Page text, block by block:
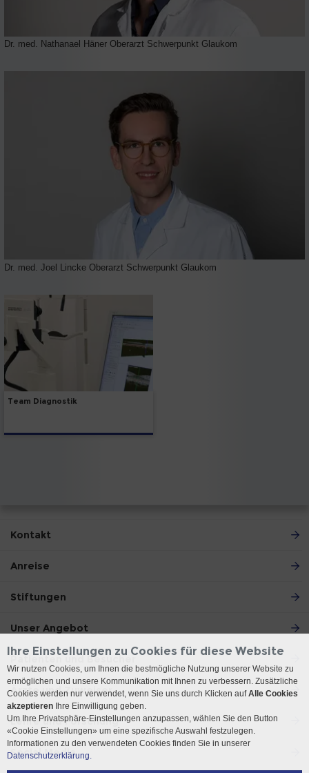
Dr. med. Nathanael Häner Oberarzt Schwerpunkt Glaukom
Dr. med. Joel Lincke Oberarzt Schwerpunkt Glaukom
Team Diagnostik
Kontakt
Anreise
Stiftungen
Unser Angebot
Patienten und Besucher
Ärzte und Zuweiser
Lehre und Forschung
Social Media
Ihre Einstellungen zu Cookies für diese Website
Wir nutzen Cookies, um Ihnen die bestmögliche Nutzung unserer Website zu
ermöglichen und unsere Kommunikation mit Ihnen zu verbessern. Zusätzliche
Cookies werden nur verwendet, wenn Sie uns durch Klicken aufAlle Cookies
akzeptieren Ihre Einwilligung geben.
Um Ihre Privatsphäre-Einstellungen anzupassen, wählen Sie den Button
«Cookie Einstellungen» um eine spezifische Auswahl festzulegen.
Informationen zu den verwendeten Cookies finden Sie in unserer
Datenschutzerklärung.